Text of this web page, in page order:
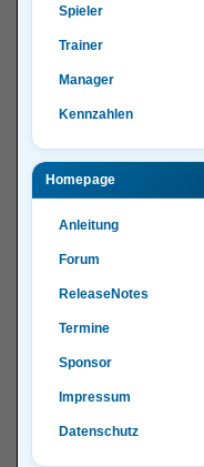
Spieler
Trainer
Manager
Kennzahlen
Homepage
Anleitung
Forum
ReleaseNotes
Termine
Sponsor
Impressum
Datenschutz